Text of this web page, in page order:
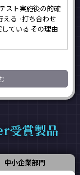
スト実施後の的確
る ·打ち合わせ
ている その理由
受賞製品
中小企業部門